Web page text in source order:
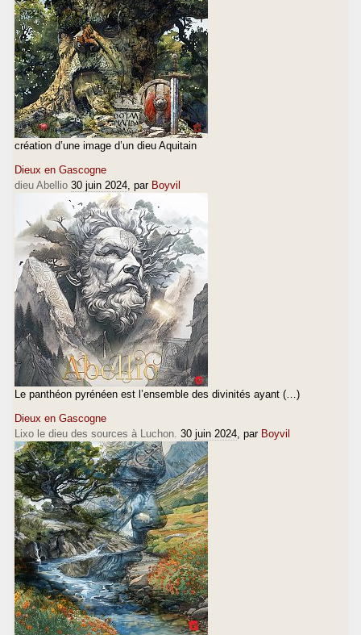
création d’une image d’un dieu Aquitain
Dieux en Gascogne
dieu Abellio 30 juin 2024 , par Boyvil
Le panthéon pyrénéen est l’ensemble des divinités ayant (…)
Dieux en Gascogne
Lixo le dieu des sources à Luchon. 30 juin 2024 , par Boyvil